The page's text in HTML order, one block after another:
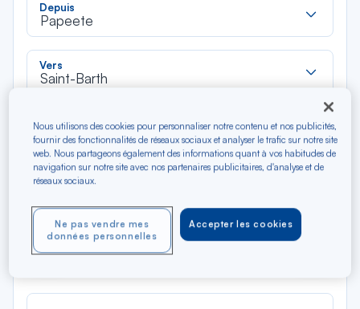
Depuis
Papeete
Vers
Saint-Barth
Aller-Retour Aller simple
Précédent
AOÛ 2026
N/A*
Aller / Retour — Économique
Nous utilisons des cookies pour personnaliser notre contenu et nos publicités,
fournir des fonctionnalités de réseaux sociaux et analyser le trafic sur notre site
web. Nous partageons également des informations quant à vos habitudes de
navigation sur notre site avec nos partenaires publicitaires, d'analyse et de
réseaux sociaux.
Accepter les cookies
Ne pas vendre mes
données personnelles